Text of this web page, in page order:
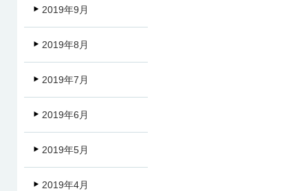
2019年9月
2019年8月
2019年7月
2019年6月
2019年5月
2019年4月